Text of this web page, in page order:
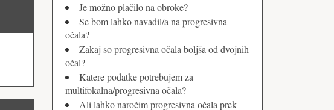
Je možno plačilo na obroke?
Se bom lahko navadil/a na progresivna
očala?
Zakaj so progresivna očala boljša od dvojnih
očal?
Katere podatke potrebujem za
multifokalna/progresivna očala?
Ali lahko naročim progresivna očala prek